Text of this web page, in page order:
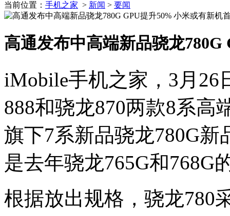
当前位置： 手机之家 > 新闻 > 要闻
高通发布中高端新品骁龙
iMobile手机之家，3月
888和骁龙870两款8系高
旗下7系新品骁龙780G
是去年骁龙765G和768G
根据放出规格，骁龙780